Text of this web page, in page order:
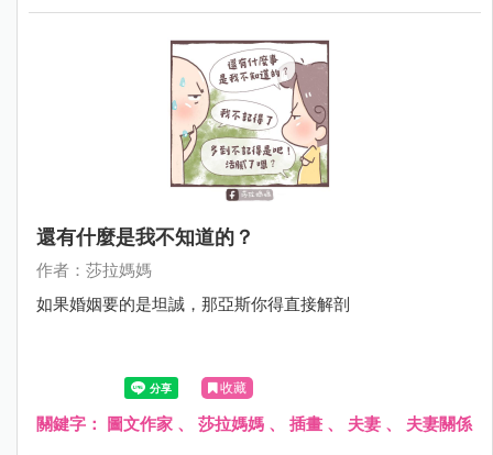
還有什麼是我不知道的？
作者：莎拉媽媽
如果婚姻要的是坦誠，那亞斯你得直接解剖
收藏
關鍵字： 圖文作家 、 莎拉媽媽 、 插畫 、 夫妻 、 夫妻關係